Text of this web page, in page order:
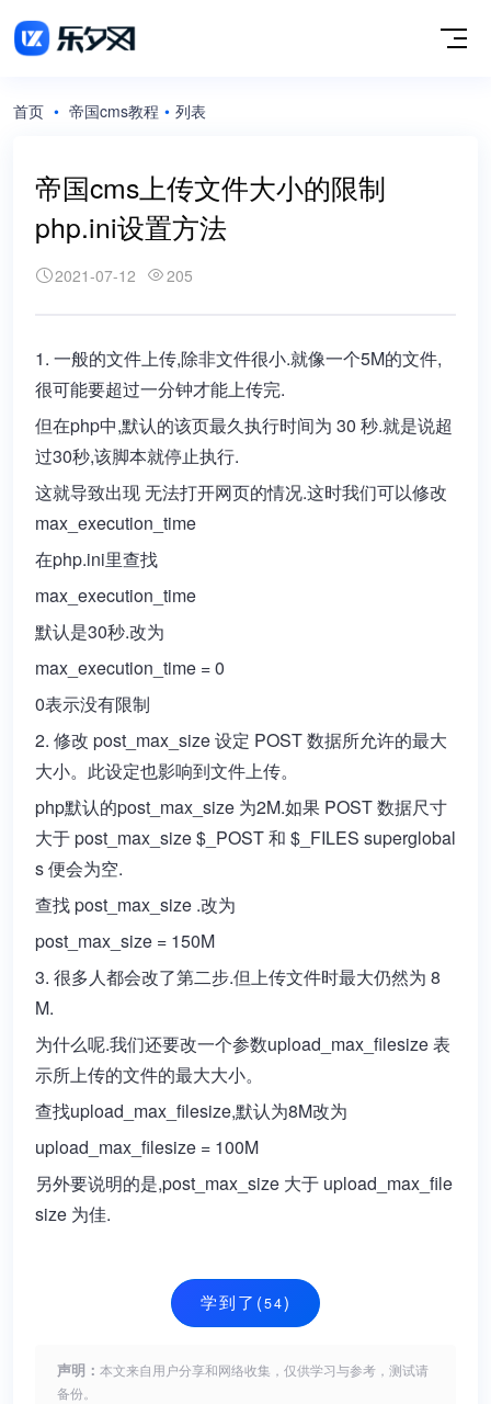
首页 • 帝国cms教程 • 列表
帝国cms上传文件大小的限制
php.ini设置方法
2021-07-12 205
1. 一般的文件上传,除非文件很小.就像一个5M的文件,
很可能要超过一分钟才能上传完.
但在php中,默认的该页最久执行时间为 30 秒.就是说超
过30秒,该脚本就停止执行.
这就导致出现 无法打开网页的情况.这时我们可以修改
max_execution_time
在php.ini里查找
max_execution_time
默认是30秒.改为
max_execution_time = 0
0表示没有限制
2. 修改 post_max_size 设定 POST 数据所允许的最大
大小。此设定也影响到文件上传。
php默认的post_max_size 为2M.如果 POST 数据尺寸
大于 post_max_size $_POST 和 $_FILES superglobal
s 便会为空.
查找 post_max_size .改为
post_max_size = 150M
3. 很多人都会改了第二步.但上传文件时最大仍然为 8
M.
为什么呢.我们还要改一个参数upload_max_filesize 表
示所上传的文件的最大大小。
查找upload_max_filesize,默认为8M改为
upload_max_filesize = 100M
另外要说明的是,post_max_size 大于 upload_max_file
size 为佳.
学到了(54)
声明： 本文来自用户分享和网络收集，仅供学习与参考，测试请
备份。